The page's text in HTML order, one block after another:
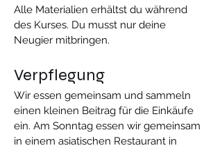
Alle Materialien erhältst du während
des Kurses. Du musst nur deine
Neugier mitbringen.
Verpflegung
Wir essen gemeinsam und sammeln
einen kleinen Beitrag für die Einkäufe
ein. Am Sonntag essen wir gemeinsam
in einem asiatischen Restaurant in